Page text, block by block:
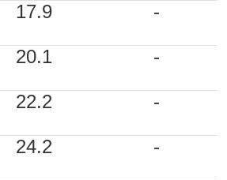
17.9 -
20.1 -
22.2 -
24.2 -